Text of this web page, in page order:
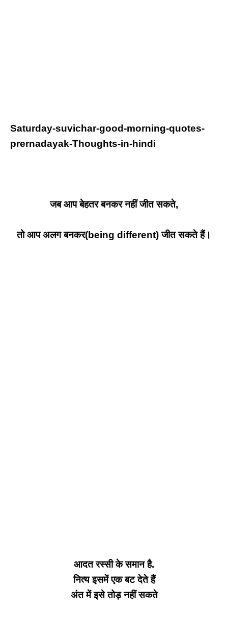
Saturday-suvichar-good-morning-quotes-
prernadayak-Thoughts-in-hindi
जब आप बेहतर बनकर नहीं जीत सकते,
तो आप अलग बनकर(being different) जीत सकते हैं।
आदत रस्सी के समान है.
नित्य इसमें एक बट देते हैं
अंत में इसे तोड़ नहीं सकते